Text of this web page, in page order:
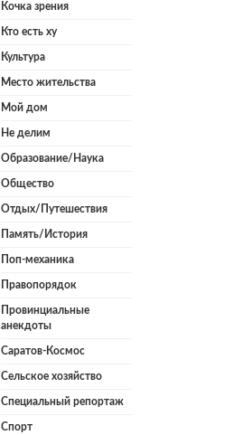
Кочка зрения
Кто есть ху
Культура
Место жительства
Мой дом
Не делим
Образование/Наука
Общество
Отдых/Путешествия
Память/История
Поп-механика
Правопорядок
Провинциальные
анекдоты
Саратов-Космос
Сельское хозяйство
Специальный репортаж
Спорт